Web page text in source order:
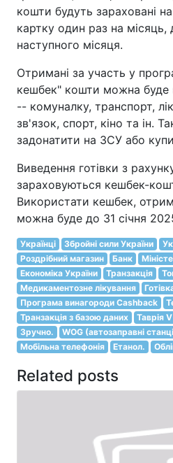
кошти будуть зараховані
картку один раз на місяць,
наступного місяця.
Отримані за участь у
кешбек" кошти можна буде
-- комуналку, транспорт,
зв'язок, спорт, кіно та ін.
задонатити на ЗСУ або
Виведення готівки з
зараховуються кешбек-
Використати кешбек,
можна буде до 31 січня
Українці Збройні сили України
Роздрібний магазин
Банк
Економіка України
Транзакція
Медикаментозне лікування
Програма винагороди Cashback
Транзакція з базою даних
Таврія V
Зручно.
WOG (автозаправні
Мобільна телефонія
Етанол.
Related posts